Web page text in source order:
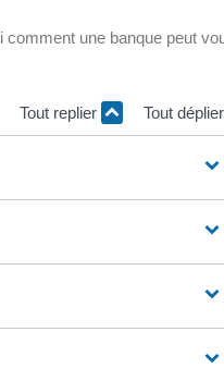
une banque peut
Tout replier Tout